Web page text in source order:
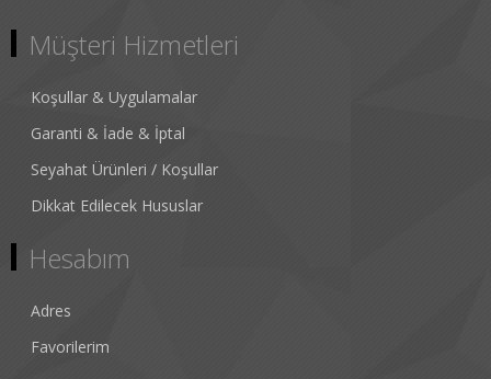
Müşteri Hizmetleri
Koşullar & Uygulamalar
Garanti & İade & İptal
Seyahat Ürünleri / Koşullar
Dikkat Edilecek Hususlar
Hesabım
Adres
Favorilerim